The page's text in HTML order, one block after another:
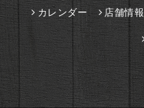
カレンダー 店舗情報